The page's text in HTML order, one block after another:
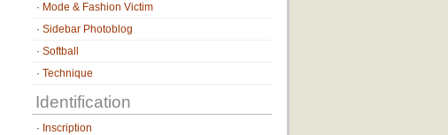
Mode & Fashion Victim
Sidebar Photoblog
Softball
Technique
Identification
Inscription